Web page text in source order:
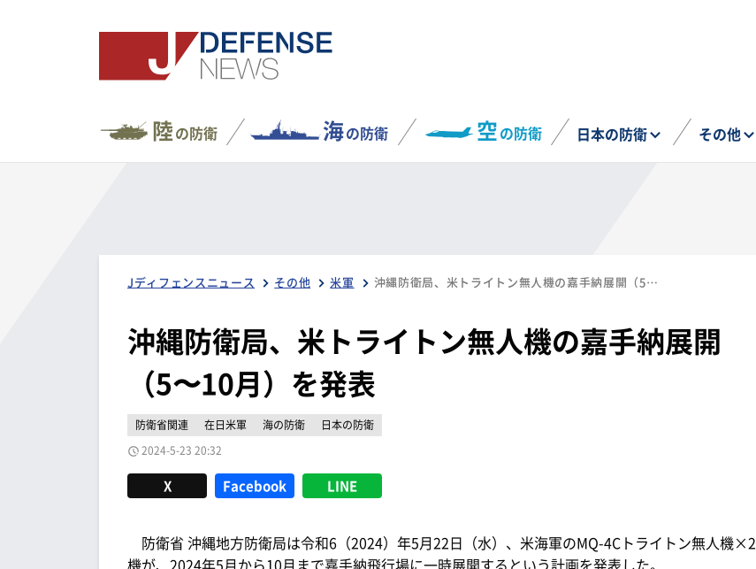
陸の防衛 海の防衛 空の防衛 日本の防衛 その他
Jディフェンスニュース その他 米軍 沖縄防衛局、米トライトン無人機の嘉手納展開（5〜10月）を発表
沖縄防衛局、米トライトン無人機の嘉手納展開
（5〜10月）を発表
防衛省関連 在日米軍 海の防衛
日本の防衛
2024-5-23 20:32
X Facebook LINE
防衛省 沖縄地方防衛局は令和6（2024）年5月22日（水）、米海軍のMQ-4Cトライトン無人機×2
機が、2024年5月から10月まで嘉手納飛行場に一時展開するという計画を発表した。